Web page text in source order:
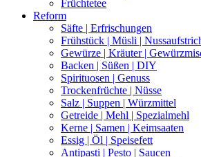
Früchtetee
Reform
Säfte | Erfrischungen
Frühstück | Müsli |
Gewürze | Kräuter |
Backen | Süßen | DIY
Spirituosen | Genuss
Trockenfrüchte | Nüsse
Salz | Suppen | Würzmittel
Getreide | Mehl | Spezialmehl
Kerne | Samen | Keimsaaten
Essig | Öl | Speisefett
Antipasti | Pesto | Saucen